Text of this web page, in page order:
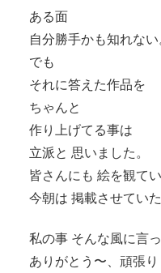
ある面
自分勝手かも知れない
でも
それに答えた作品を
ちゃんと
作り上げてる事は
立派と 思いました。
皆さんにも 絵を観て
今朝は 掲載させてい
私の事 そんな風に言
ありがとう〜、頑張り